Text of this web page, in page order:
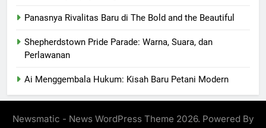
Panasnya Rivalitas Baru di The Bold and the Beautiful
Shepherdstown Pride Parade: Warna, Suara, dan
Perlawanan
Ai Menggembala Hukum: Kisah Baru Petani Modern
Newsmatic - News WordPress Theme 2026. Powered By